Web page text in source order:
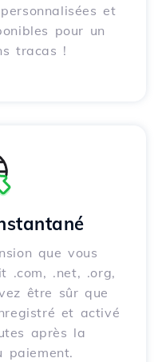
et
pour un
tracas !
que vous
.com, .net, .org,
être sûr que
et activé
après la
paiement.